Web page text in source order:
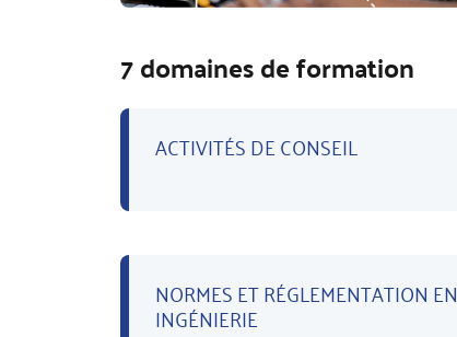
7 domaines de formation
ACTIVITÉS DE CONSEIL
NORMES ET RÉGLEMENTATION EN
INGÉNIERIE